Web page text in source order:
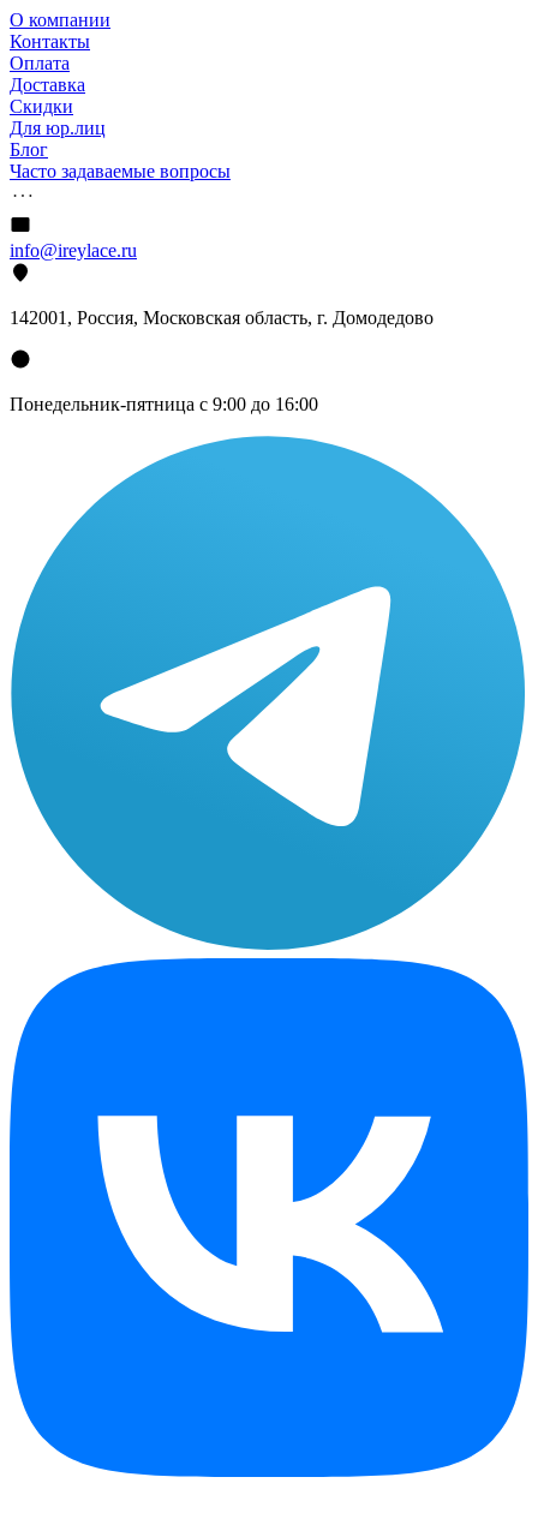
О компании
Контакты
Оплата
Доставка
Скидки
Для юр.лиц
Блог
Часто задаваемые вопросы
info@ireylace.ru
142001 , Россия, Московская область, г. Домодедово
Понедельник-пятница с 9:00 до 16:00